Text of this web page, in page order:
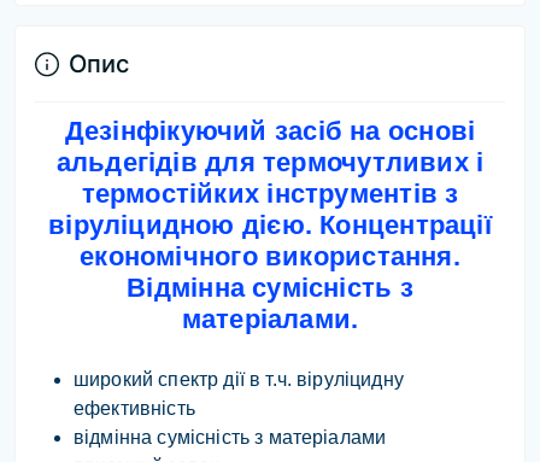
Опис
Дезінфікуючий засіб на основі
альдегідів для термочутливих і
термостійких інструментів з
віруліцидною дією. Концентрації
економічного використання.
Відмінна сумісність з
матеріалами.
широкий спектр дії в т.ч. віруліцидну
ефективність
відмінна сумісність з матеріалами